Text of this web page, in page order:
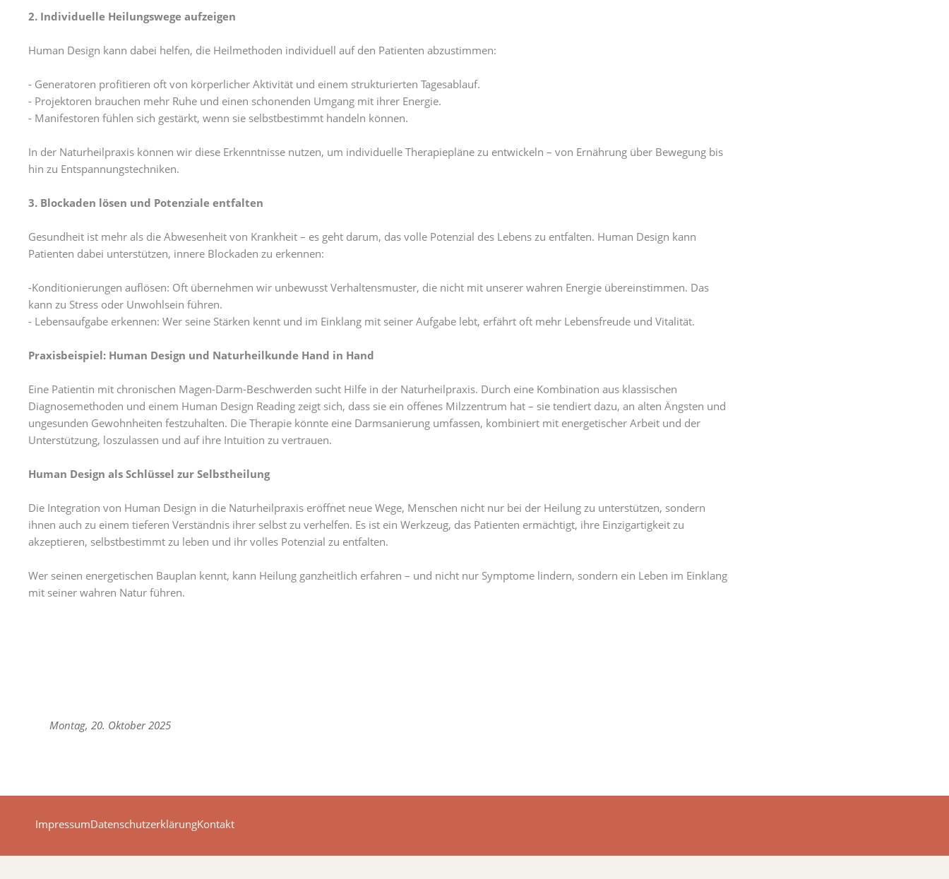
2. Individuelle Heilungswege aufzeigen
Human Design kann dabei helfen, die Heilmethoden individuell auf den Patienten abzustimmen:
- Generatoren profitieren oft von körperlicher Aktivität und einem strukturierten Tagesablauf.
- Projektoren brauchen mehr Ruhe und einen schonenden Umgang mit ihrer Energie.
- Manifestoren fühlen sich gestärkt, wenn sie selbstbestimmt handeln können.
In der Naturheilpraxis können wir diese Erkenntnisse nutzen, um individuelle Therapiepläne zu entwickeln – von Ernährung über Bewegung bis
hin zu Entspannungstechniken.
3. Blockaden lösen und Potenziale entfalten
Gesundheit ist mehr als die Abwesenheit von Krankheit – es geht darum, das volle Potenzial des Lebens zu entfalten. Human Design kann
Patienten dabei unterstützen, innere Blockaden zu erkennen:
-Konditionierungen auflösen: Oft übernehmen wir unbewusst Verhaltensmuster, die nicht mit unserer wahren Energie übereinstimmen. Das
kann zu Stress oder Unwohlsein führen.
- Lebensaufgabe erkennen: Wer seine Stärken kennt und im Einklang mit seiner Aufgabe lebt, erfährt oft mehr Lebensfreude und Vitalität.
Praxisbeispiel: Human Design und Naturheilkunde Hand in Hand
Eine Patientin mit chronischen Magen-Darm-Beschwerden sucht Hilfe in der Naturheilpraxis. Durch eine Kombination aus klassischen
Diagnosemethoden und einem Human Design Reading zeigt sich, dass sie ein offenes Milzzentrum hat – sie tendiert dazu, an alten Ängsten und
ungesunden Gewohnheiten festzuhalten. Die Therapie könnte eine Darmsanierung umfassen, kombiniert mit energetischer Arbeit und der
Unterstützung, loszulassen und auf ihre Intuition zu vertrauen.
Human Design als Schlüssel zur Selbstheilung
Die Integration von Human Design in die Naturheilpraxis eröffnet neue Wege, Menschen nicht nur bei der Heilung zu unterstützen, sondern
ihnen auch zu einem tieferen Verständnis ihrer selbst zu verhelfen. Es ist ein Werkzeug, das Patienten ermächtigt, ihre Einzigartigkeit zu
akzeptieren, selbstbestimmt zu leben und ihr volles Potenzial zu entfalten.
Wer seinen energetischen Bauplan kennt, kann Heilung ganzheitlich erfahren – und nicht nur Symptome lindern, sondern ein Leben im Einklang
mit seiner wahren Natur führen.
Montag, 20. Oktober 2025
ImpressumDatenschutzerklärungKontakt